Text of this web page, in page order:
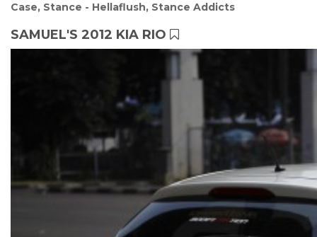
Case, Stance - Hellaflush, Stance Addicts
SAMUEL'S 2012 KIA RIO